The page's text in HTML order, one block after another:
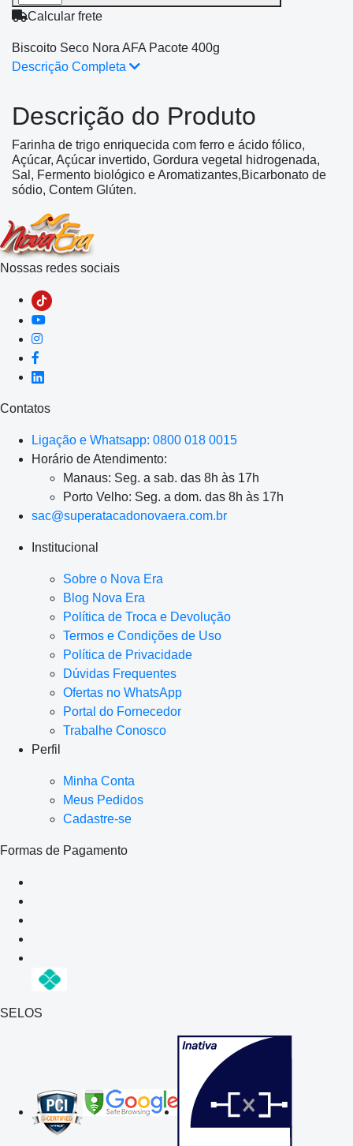
Calcular frete
Biscoito Seco Nora AFA Pacote 400g
Descrição Completa
Descrição do Produto
Farinha de trigo enriquecida com ferro e ácido fólico,
Açúcar, Açúcar invertido, Gordura vegetal hidrogenada,
Sal, Fermento biológico e Aromatizantes,Bicarbonato de
sódio, Contem Glúten.
Nossas redes sociais
Contatos
Ligação e Whatsapp: 0800 018 0015
Horário de Atendimento:
Manaus: Seg. a sab. das 8h às 17h
Porto Velho: Seg. a dom. das 8h às 17h
sac@superatacadonovaera.com.br
Institucional
Sobre o Nova Era
Blog Nova Era
Política de Troca e Devolução
Termos e Condições de Uso
Política de Privacidade
Dúvidas Frequentes
Ofertas no WhatsApp
Portal do Fornecedor
Trabalhe Conosco
Perfil
Minha Conta
Meus Pedidos
Cadastre-se
Formas de Pagamento
SELOS